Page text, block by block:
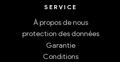
SERVICE
À propos de nous
protection des données
Garantie
Conditions